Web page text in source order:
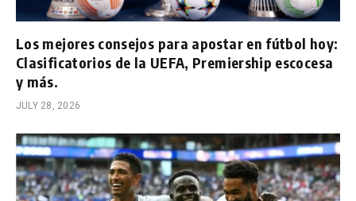
Los mejores consejos para apostar en fútbol hoy:
Clasificatorios de la UEFA, Premiership escocesa
y más.
JULY 28, 2026